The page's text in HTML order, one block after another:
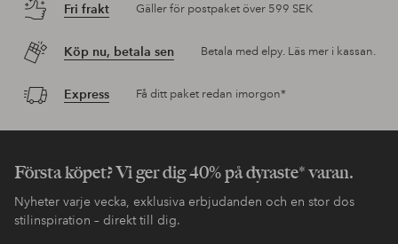
Fri frakt Gäller för postpaket över 599 SEK
Köp nu, betala sen Betala med elpy. Läs mer i kassan.
Express Få ditt paket redan imorgon*
Första köpet? Vi ger dig 40% på dyraste* varan.
Nyheter varje vecka, exklusiva erbjudanden och en stor dos
stilinspiration – direkt till dig.